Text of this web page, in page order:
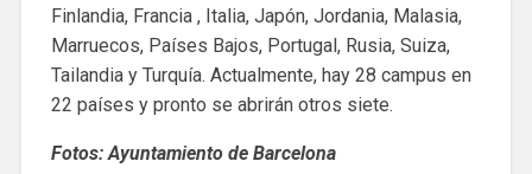
Finlandia, Francia , Italia, Japón, Jordania, Malasia,
Marruecos, Países Bajos, Portugal, Rusia, Suiza,
Tailandia y Turquía. Actualmente, hay 28 campus en
22 países y pronto se abrirán otros siete.
Fotos: Ayuntamiento de Barcelona